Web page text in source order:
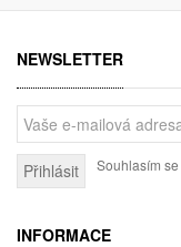
NEWSLETTER
Přihlásit Souhlasím se
INFORMACE